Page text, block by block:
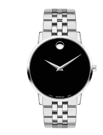
thị hiếu khách hàng
chất liệu thượng hạng
mình. Movado 0607059
nghệ mạ PVD kỹ thuật
bỉ và chắc chắn với thiết
sáng bóng và được thiết